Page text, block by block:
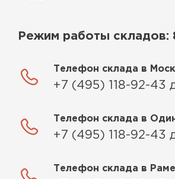
Режим работы складов:
Телефон склада в
+7 (495) 118-92-43
Телефон склада в
+7 (495) 118-92-43
Телефон склада в